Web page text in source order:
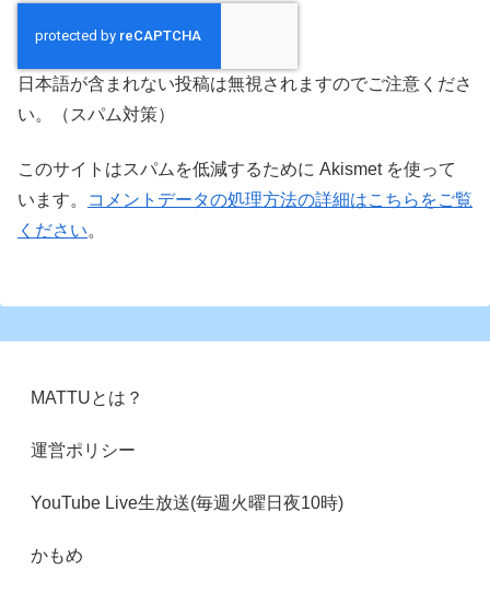
日本語が含まれない投稿は無視されますのでご注意くださ
い。（スパム対策）
このサイトはスパムを低減するために Akismet を使って
います。
コメントデータの処理方法の詳細はこちらをご覧
ください。
MATTUとは？
運営ポリシー
YouTube Live生放送(毎週火曜日夜10時)
かもめ